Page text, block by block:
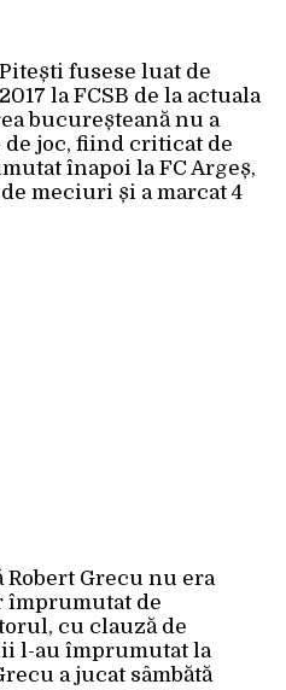
fusese luat de
la FCSB de la actuala
bucureșteană nu a
joc, fiind criticat de
înapoi la FC Argeș,
meciuri și a marcat 4
Grecu nu era
împrumutat de
cu clauză de
l-au împrumutat la
a jucat sâmbătă